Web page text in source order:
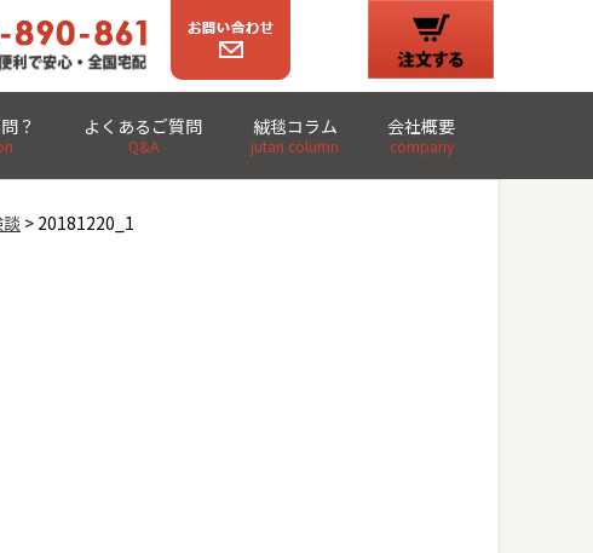
？ よくあるご質問
Q&A
絨毯コラム
jutan column
会社概要
company
> 20181220_1